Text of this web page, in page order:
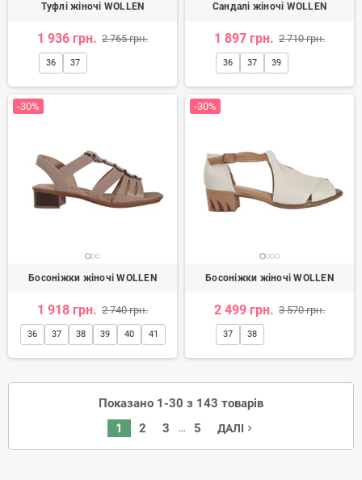
Туфлі жіночі WOLLEN
1 936 грн. 2 765 грн.
36 37
Сандалі жіночі WOLLEN
1 897 грн. 2 710 грн.
36 37 39
-30%
Босоніжки жіночі WOLLEN
1 918 грн. 2 740 грн.
36 37 38 39 40 41
-30%
Босоніжки жіночі WOLLEN
2 499 грн. 3 570 грн.
37 38
Показано 1-30 з 143 товарів
1
2 3 … 5 ДАЛІ navigate_next